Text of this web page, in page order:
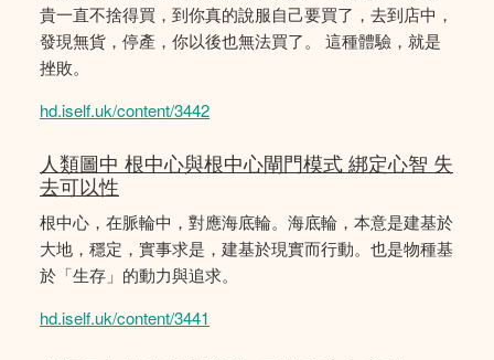
貴一直不捨得買，到你真的說服自己要買了，去到店中，
發現無貨，停產，你以後也無法買了。 這種體驗，就是
挫敗。
hd.iself.uk/content/3442
人類圖中 根中心與根中心閘門模式 綁定心智 失
去可以性
根中心，在脈輪中，對應海底輪。海底輪，本意是建基於
大地，穩定，實事求是，建基於現實而行動。也是物種基
於「生存」的動力與追求。
hd.iself.uk/content/3441